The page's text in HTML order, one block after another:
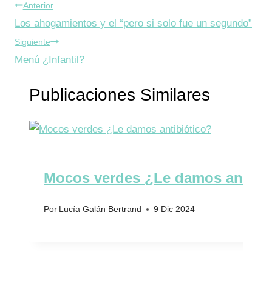
de
la
entrada:
Navegación
de
entradas
Anterior
Los ahogamientos y el “pero si solo fue un segundo”
Siguiente
Menú ¿Infantil?
Publicaciones Similares
Mocos verdes ¿Le damos
Por Lucía Galán Bertrand 9 Dic 2024